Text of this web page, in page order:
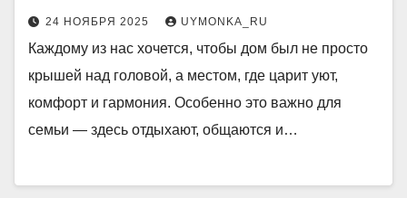
24 НОЯБРЯ 2025 UYMONKA_RU
Каждому из нас хочется, чтобы дом был не просто
крышей над головой, а местом, где царит уют,
комфорт и гармония. Особенно это важно для
семьи — здесь отдыхают, общаются и…